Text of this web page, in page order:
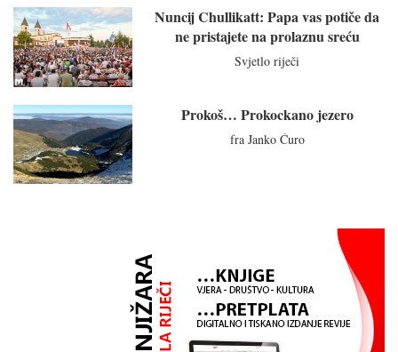
Nuncij Chullikatt: Papa vas potiče da
ne pristajete na prolaznu sreću
Svjetlo riječi
Prokoš… Prokockano jezero
fra Janko Ćuro